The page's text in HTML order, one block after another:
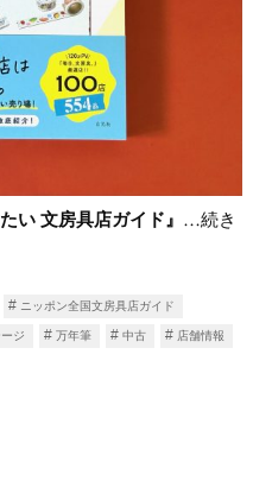
い 文房具店ガイド』
…続き
ニッポン全国文房具店ガイド
ジ 万年筆 中古 店舗情報